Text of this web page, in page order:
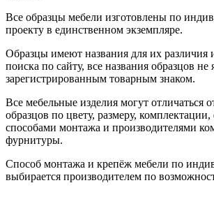
Все образцы мебели изготовлены по
проекту в единственном экземпляре.
Образцы имеют названия для их различия
поиска по сайту, все названия образцов не
зарегистрированным товарным знаком.
Все мебельные изделия могут отличаться
образцов по цвету, размеру,
способами монтажа и производителями
фурнитуры.
Способ монтажа и крепёж мебели по
выбирается производителем по